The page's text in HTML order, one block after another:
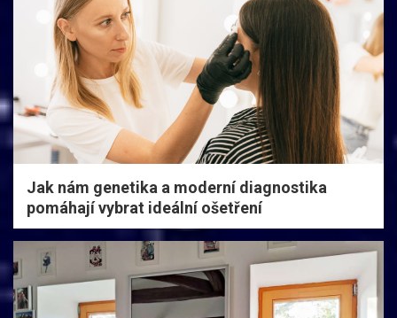
Jak nám genetika a moderní diagnostika
pomáhají vybrat ideální ošetření